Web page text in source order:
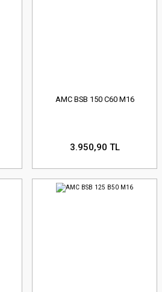
AMC BSB 150 C60 M16
3.950,90 TL